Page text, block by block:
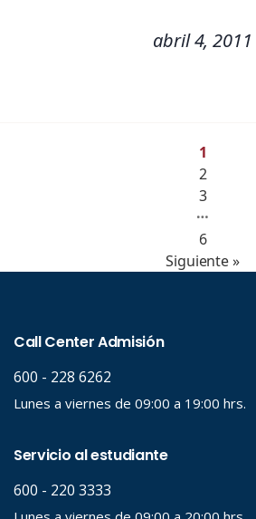
abril 4, 2011
1
2
3
…
6
Siguiente »